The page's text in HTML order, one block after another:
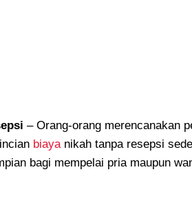
– Orang-orang merencanakan
biaya nikah tanpa resepsi
bagi mempelai pria maupun